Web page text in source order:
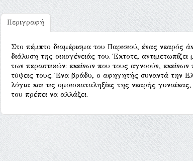
Περιγραφή
Στο πέμπτο διαμέρισμα του Παρισιού, ένας νεαρός
διάλυση της οικογένειάς του. Έκτοτε,
των περαστικών: εκείνων που τους αγνοούν,
τύψεις τους. Ένα βράδυ, ο αφηγητής συναντά την
λόγια και τις ομοιοκαταληξίες της νεαρής
του πρέπει να αλλάξει.